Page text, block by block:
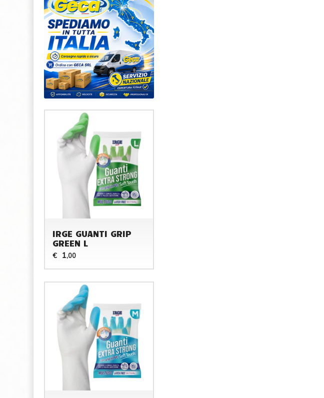
IRGE GUANTI GRIP
GREEN L
€ 1,00